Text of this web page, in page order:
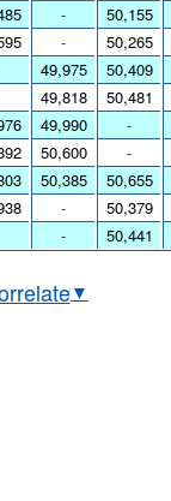
-
-
49,975
49,818
49,990
50,600
50,385
-
-
50,155
50,265
50,409
50,481
-
-
50,655
50,379
50,441
▼